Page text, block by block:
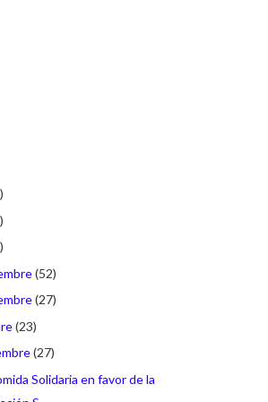
(52)
(27)
(23)
(27)
Solidaria en favor de la